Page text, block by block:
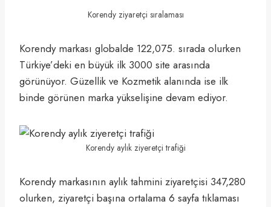
Korendy ziyaretçi sıralaması
Korendy markası globalde 122,075. sırada olurken
Türkiye’deki en büyük ilk 3000 site arasında
görünüyor. Güzellik ve Kozmetik alanında ise ilk
binde görünen marka yükselişine devam ediyor.
Korendy aylık ziyeretçi trafiği
Korendy markasının aylık tahmini ziyaretçisi 347,280
olurken, ziyaretçi başına ortalama 6 sayfa tıklaması